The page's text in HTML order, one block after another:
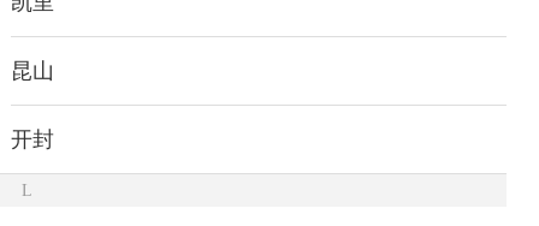
昆山
开封
L